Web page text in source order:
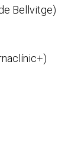
Bellvitge)